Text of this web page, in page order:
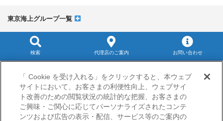
東京海上グループ一覧
検索 代理店のご案内 お問い合わせ
サイトマップ
当サイトのご利用にあたって
勧誘方針
プライバシーポリシー（個人情報のお取扱いについて）
「 Cookie を受け入れる」をクリックすると、本ウェブ
サイトにおいて、お客さまの利便性向上、ウェブサイ
ト改善のための閲覧状況の統計的な把握、お客さまの
ご興味・ご関心に応じてパーソナライズされたコンテ
ンツおよび広告の表示・配信、サービス等のご案内の